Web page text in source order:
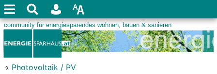
« Photovoltaik / PV